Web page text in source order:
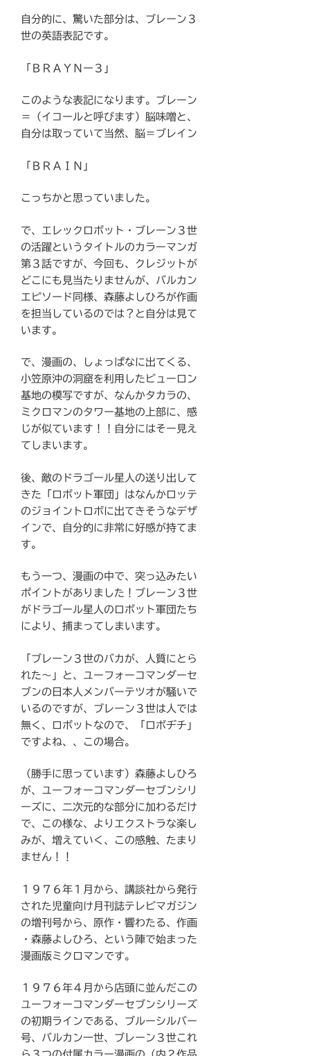
自分的に、驚いた部分は、ブレーン３
世の英語表記です。
「ＢＲＡＹＮー３」
このような表記になります。ブレーン
＝（イコールと呼びます）脳味噌と、
自分は取っていて当然、脳＝ブレイン
「ＢＲＡＩＮ」
こっちかと思っていました。
で、エレックロボット・ブレーン３世
の活躍というタイトルのカラーマンガ
第３話ですが、今回も、クレジットが
どこにも見当たりませんが、バルカン
エピソード同様、森藤よしひろが作画
を担当しているのでは？と自分は見て
います。
で、漫画の、しょっぱなに出てくる、
小笠原沖の洞窟を利用したビューロン
基地の模写ですが、なんかタカラの、
ミクロマンのタワー基地の上部に、感
じが似ています！！自分にはそー見え
てしまいます。
後、敵のドラゴール星人の送り出して
きた「ロボット軍団」はなんかロッテ
のジョイントロボに出てきそうなデザ
インで、自分的に非常に好感が持てま
す。
もう一つ、漫画の中で、突っ込みたい
ポイントがありました！ブレーン３世
がドラゴール星人のロボット軍団たち
により、捕まってしまいます。
「ブレーン３世のバカが、人質にとら
れた〜」と、ユーフォーコマンダーセ
ブンの日本人メンバーテツオが騒いで
いるのですが、ブレーン３世は人では
無く、ロボットなので、「ロボヂチ」
ですよね、、この場合。
（勝手に思っています）森藤よしひろ
が、ユーフォーコマンダーセブンシリ
ーズに、二次元的な部分に加わるだけ
で、この様な、よりエクストラな楽し
みが、増えていく、この感触、たまり
ません！！
１９７６年１月から、講談社から発行
された児童向け月刊誌テレビマガジン
の増刊号から、原作・響わたる、作画
・森藤よしひろ、という陣で始まった
漫画版ミクロマンです。
１９７６年４月から店頭に並んだこの
ユーフォーコマンダーセブンシリーズ
の初期ラインである、ブルーシルバー
号、バルカン一世、ブレーン３世これ